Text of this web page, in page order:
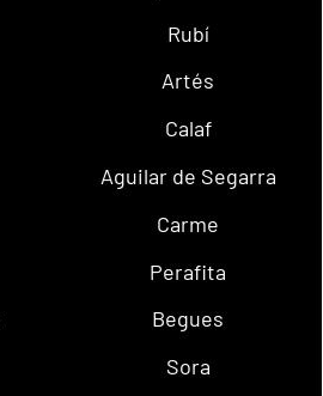
Rubí
Artés
Calaf
Aguilar de Segarra
Carme
Perafita
Begues
Sora